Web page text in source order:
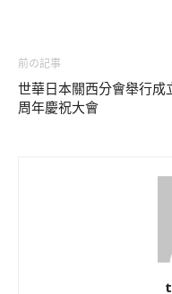
前の記事
世華日本關西分會舉行成
周年慶祝大會